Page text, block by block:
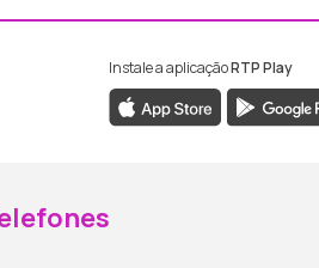
da RTP Madeira
da RTP Madeira
Instale a aplicaçãoRTP Play